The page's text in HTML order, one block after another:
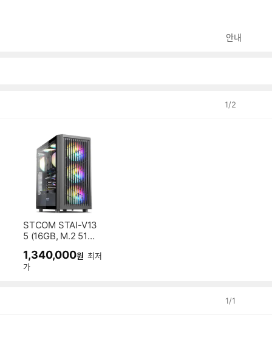
안내
1/2
STCOM STAI-V13
5 (16GB, M.2 512
1,340,000원 최저
가
1/1